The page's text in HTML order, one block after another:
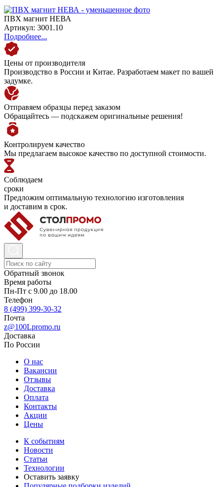
ПВХ магнит НЕВА
Артикул: 3001.10
Подробнее...
Цены от производителя
Производство в России и Китае. Разработаем макет по вашей
задумке.
Отправяем образцы перед заказом
Обращайтесь — подскажем оригинальные решения!
Контролируем качество
Мы предлагаем высокое качество по доступной стоимости.
Соблюдаем
сроки
Предложим оптимальную технологию изготовления
и доставим в срок.
Обратный звонок
Время работы
Пн-Пт с 9.00 до 18.00
Телефон
8 (499) 399-30-32
Почта
z@100Lpromo.ru
Доставка
По России
О нас
Вакансии
Отзывы
Доставка
Оплата
Контакты
Акции
Цены
К событиям
Новости
Статьи
Технологии
Оставить заявку